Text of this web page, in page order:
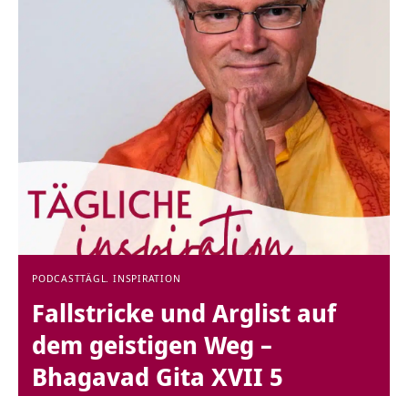
PODCASTTÄGL. INSPIRATION
Fallstricke und Arglist auf
dem geistigen Weg –
Bhagavad Gita XVII 5